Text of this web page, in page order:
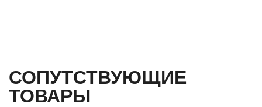
СОПУТСТВУЮЩИЕ
ТОВАРЫ